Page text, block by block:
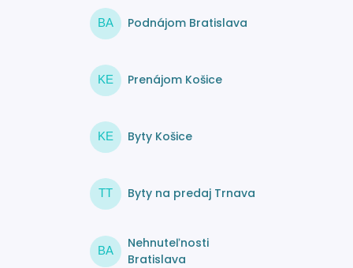
BA Podnájom Bratislava
KE Prenájom Košice
KE Byty Košice
TT Byty na predaj Trnava
BA
Nehnuteľnosti
Bratislava